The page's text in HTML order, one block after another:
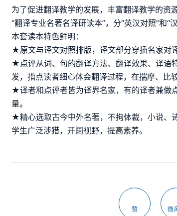
为了促进翻译教学的发展，丰富翻译教学的资
“翻译专业名著名译研读本”，分“英汉对照”和“
本套读本特色鲜明：
★原文与译文对照排版，译文部分穿插名家对
★点评从词、句的翻译方法、翻译效果、译语
发，指点读者细心体会翻译过程，在揣摩、比
★译者和点评者皆为译界名家，有的译者兼做
量。
★精心选取古今中外名著，不拘体裁，小说、
学生广泛涉猎，开阔视野，提高素养。
赞 微